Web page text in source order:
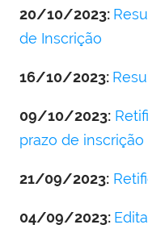
20/10/2023:
de Inscrição
16/10/2023:
09/10/2023:
prazo de inscrição
21/09/2023:
04/09/2023: